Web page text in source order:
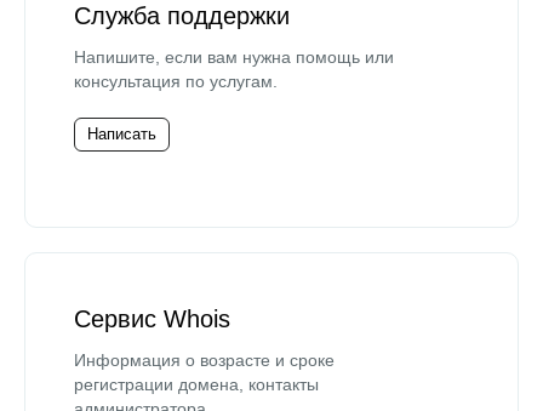
Служба поддержки
Напишите, если вам нужна помощь или
консультация по услугам.
Написать
Сервис Whois
Информация о возрасте и сроке
регистрации домена, контакты